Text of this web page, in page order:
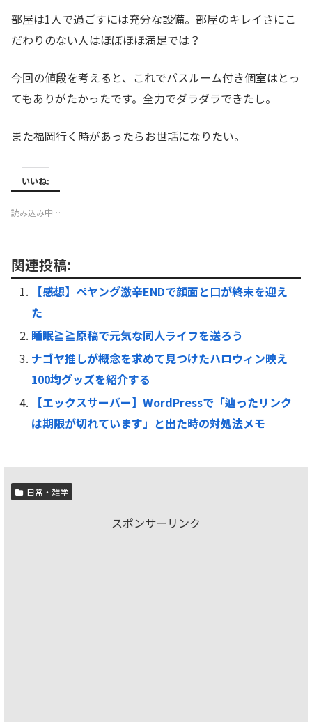
部屋は1人で過ごすには充分な設備。部屋のキレイさにこ
だわりのない人はほぼほほ満足では？
今回の値段を考えると、これでバスルーム付き個室はとっ
てもありがたかったです。全力でダラダラできたし。
また福岡行く時があったらお世話になりたい。
いいね:
読み込み中…
関連投稿:
【感想】ペヤング激辛ENDで顔面と口が終末を迎え
た
睡眠≧≧原稿で元気な同人ライフを送ろう
ナゴヤ推しが概念を求めて見つけたハロウィン映え
100均グッズを紹介する
【エックスサーバー】WordPressで「辿ったリンク
は期限が切れています」と出た時の対処法メモ
日常・雑学
スポンサーリンク